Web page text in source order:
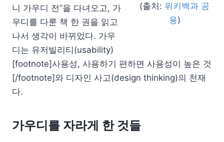
(출처: 위키백과 공
용)
니 가우디 전”을 다녀오고, 가
우디를 다룬 책 한 권을 읽고
나서 생각이 바뀌었다. 가우
디는 유저빌리티(usability)
[footnote]사용성, 사용하기 편하면 사용성이 높은 것
[/footnote]와 디자인 사고(design thinking)의 천재
다.
가우디를 자라게 한 것들